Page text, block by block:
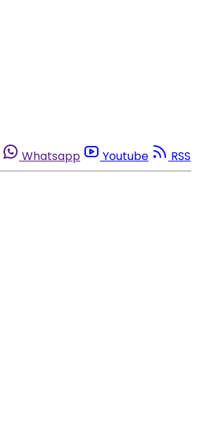
Whatsapp Youtube RSS